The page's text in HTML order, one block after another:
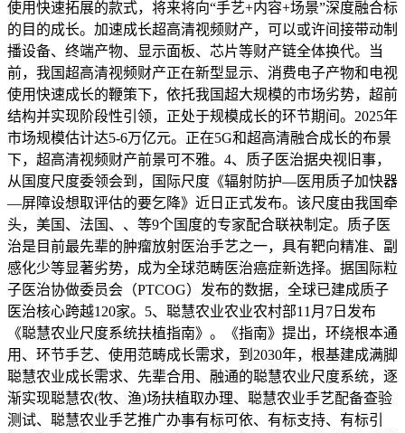
使用快速拓展的款式，将来将向“手艺+内容+场景”深度融合标
的目的成长。加速成长超高清视频财产，可以或许间接带动制
播设备、终端产物、显示面板、芯片等财产链全体换代。当
前，我国超高清视频财产正在新型显示、消费电子产物和电视
使用快速成长的鞭策下，依托我国超大规模的市场劣势，超前
结构并实现阶段性引领，正处于规模成长的环节期间。2025年
市场规模估计达5-6万亿元。正在5G和超高清融合成长的布景
下，超高清视频财产前景可不雅。4、质子医治据央视旧事，
从国度尺度委领会到，国际尺度《辐射防护—医用质子加快器
—屏障设想取评估的要乞降》近日正式发布。该尺度由我国牵
头，美国、法国、、等9个国度的专家配合联袂制定。质子医
治是目前最先辈的肿瘤放射医治手艺之一，具有靶向精准、副
感化少等显著劣势，成为全球范畴医治癌症新选择。据国际粒
子医治协做委员会（PTCOG）发布的数据，全球已建成质子
医治核心跨越120家。5、聪慧农业农业农村部11月7日发布
《聪慧农业尺度系统扶植指南》。《指南》提出，环绕根本通
用、环节手艺、使用范畴成长需求，到2030年，根基建成满脚
聪慧农业成长需求、先辈合用、融通的聪慧农业尺度系统，逐
渐实现聪慧农(牧、渔)场扶植取办理、聪慧农业手艺配备查验
测试、聪慧农业手艺推广办事有标可依、有标支持、有标引